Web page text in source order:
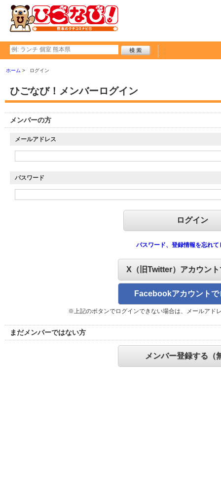
ホーム ログイン
ひごなび！メンバーログイン
メンバーの方
メールアドレス
パスワード
パスワード、登録情報を忘れて
X（旧Twitter）アカウン
Facebookアカウントで
※上記のボタンでログインできない場合は、メールアド
まだメンバーではない方
メンバー登録する（